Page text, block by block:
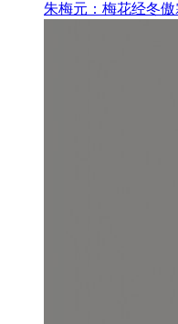
朱梅元：梅花经冬